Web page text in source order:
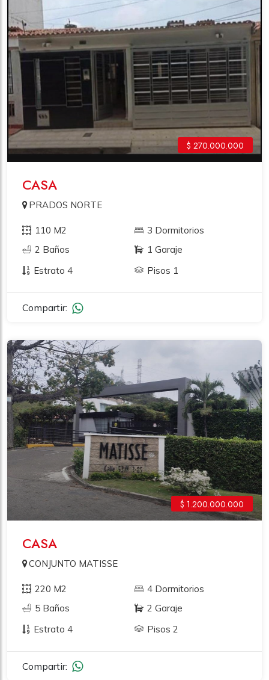
$ 270.000.000
CASA
PRADOS NORTE
110 M2
3 Dormitorios
2 Baños
1 Garaje
Estrato 4
Pisos 1
Compartir:
$ 1.200.000.000
CASA
CONJUNTO MATISSE
220 M2
4 Dormitorios
5 Baños
2 Garaje
Estrato 4
Pisos 2
Compartir: